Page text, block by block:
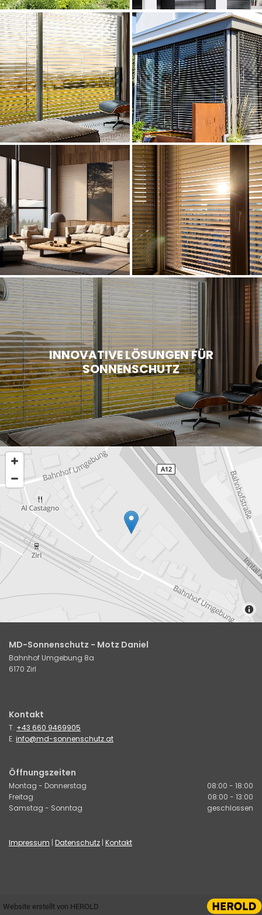
INNOVATIVE LÖSUNGEN FÜR
SONNENSCHUTZ
MD-Sonnenschutz - Motz Daniel
Bahnhof Umgebung 8a
6170 Zirl
Kontakt
T. +43 660 9469905
E. info@md-sonnenschutz.at
Öffnungszeiten
Montag - Donnerstag
08:00 - 18:00
Freitag
08:00 - 13:00
Samstag - Sonntag
geschlossen
Impressum | Datenschutz | Kontakt
Website erstellt von HEROLD